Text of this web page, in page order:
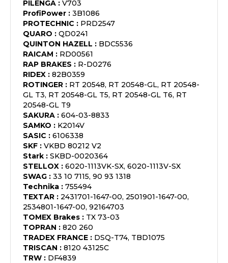
PILENGA : V703
ProfiPower : 3B1086
PROTECHNIC : PRD2547
QUARO : QD0241
QUINTON HAZELL : BDC5536
RAICAM : RD00561
RAP BRAKES : R-D0276
RIDEX : 82B0359
ROTINGER : RT 20548, RT 20548-GL, RT 20548-
GL T3, RT 20548-GL T5, RT 20548-GL T6, RT
20548-GL T9
SAKURA : 604-03-8833
SAMKO : K2014V
SASIC : 6106338
SKF : VKBD 80212 V2
Stark : SKBD-0020364
STELLOX : 6020-1113VK-SX, 6020-1113V-SX
SWAG : 33 10 7115, 90 93 1318
Technika : 755494
TEXTAR : 2431701-1647-00, 2501901-1647-00,
2534801-1647-00, 92164703
TOMEX Brakes : TX 73-03
TOPRAN : 820 260
TRADEX FRANCE : DSQ-T74, TBD1075
TRISCAN : 8120 43125C
TRW : DF4839